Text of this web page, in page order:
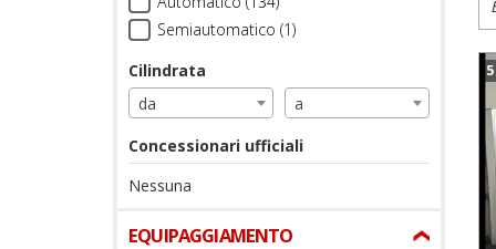
Semiautomatico (1)
Cilindrata
da
a
Concessionari ufficiali
Nessuna
EQUIPAGGIAMENTO